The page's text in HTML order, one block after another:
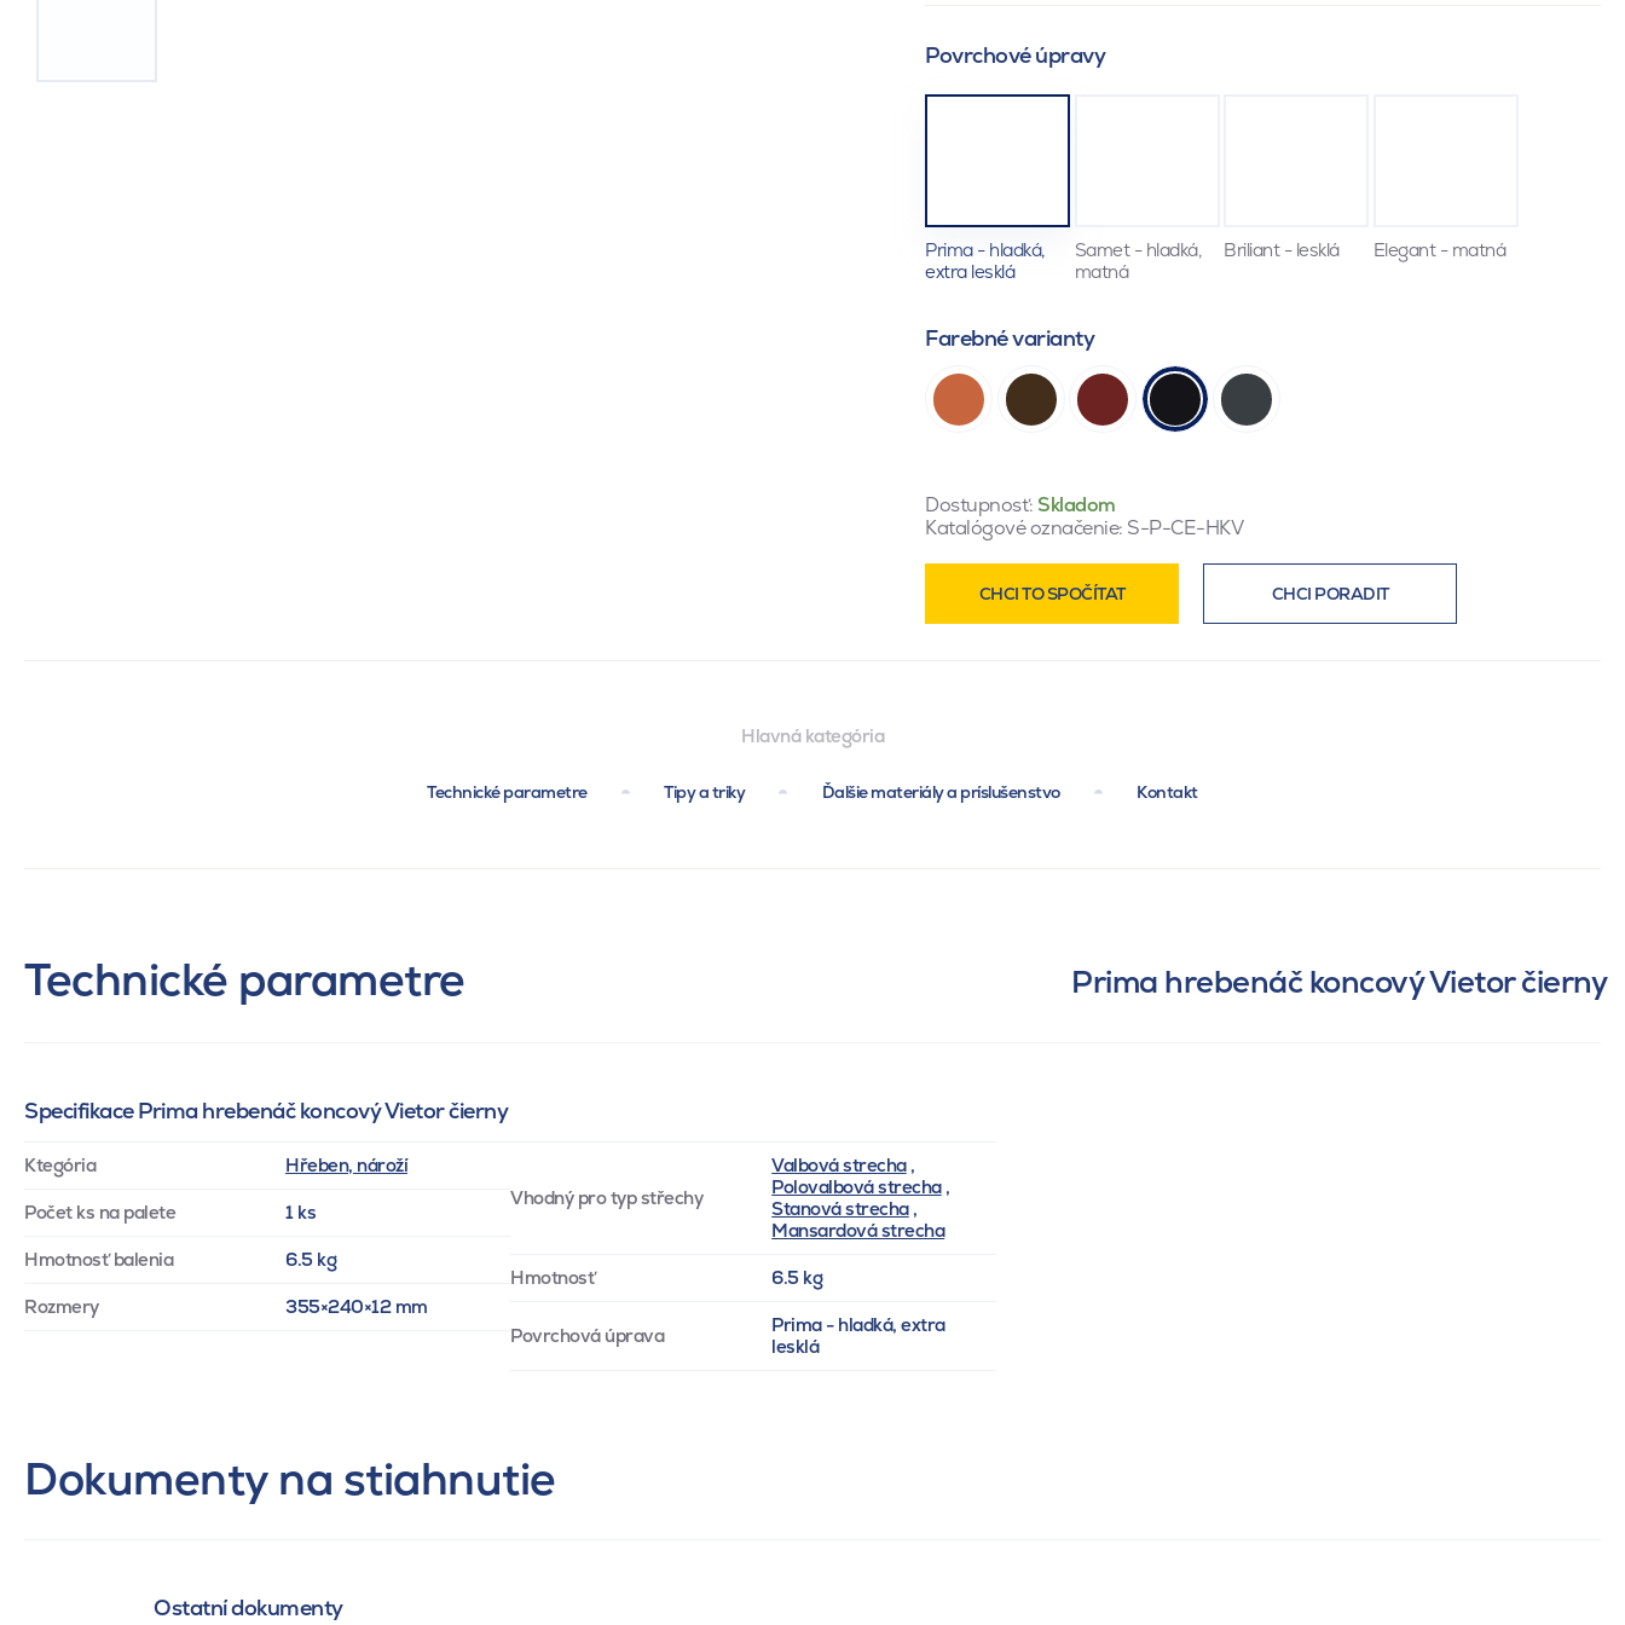
Povrchové úpravy
Prima - hladká,
extra lesklá
Samet - hladká,
matná
Briliant - lesklá Elegant - matná
Farebné varianty
Dostupnosť: Skladom
Katalógové označenie: S-P-CE-HKV
CHCI TO SPOČÍTAT CHCI PORADIT
Hlavná kategória
Technické parametre Tipy a triky Ďalšie materiály a príslušenstvo Kontakt
Technické parametre Prima hrebenáč koncový Vietor čierny
Specifikace Prima hrebenáč koncový Vietor čierny
Ktegória Hřeben, nároží
Počet ks na palete 1 ks
Hmotnosť balenia 6.5 kg
Rozmery 355×240×12 mm
Vhodný pro typ střechy
Valbová strecha,
Polovalbová strecha,
Stanová strecha,
Mansardová strecha
Hmotnosť 6.5 kg
Povrchová úprava
Prima - hladká, extra
lesklá
Dokumenty na stiahnutie
Ostatní dokumenty